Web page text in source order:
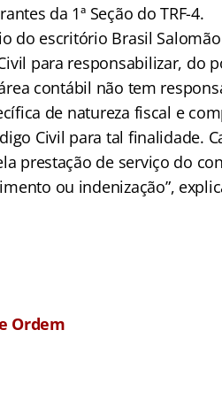
da 1ª Seção do TRF-4.
do escritório Brasil
para responsabilizar, do
contábil não tem
de natureza fiscal e
Civil para tal finalidade.
prestação de serviço do
ou indenização”,
Ordem